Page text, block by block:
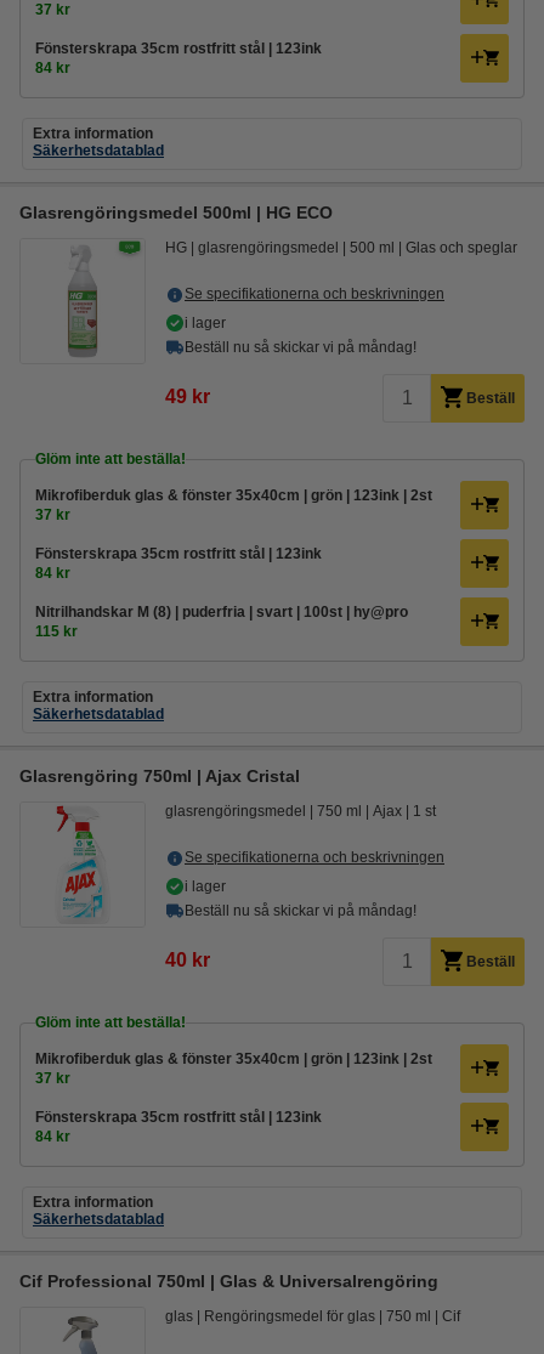
37 kr
Fönsterskrapa 35cm rostfritt stål | 123ink
84 kr
Extra information
Säkerhetsdatablad
Glasrengöringsmedel 500ml | HG ECO
HG glasrengöringsmedel 500 ml Glas och speglar
Se specifikationerna och beskrivningen
i lager
Beställ nu så skickar vi på måndag!
49 kr Beställ
Glöm inte att beställa!
Mikrofiberduk glas & fönster 35x40cm | grön | 123ink | 2st
37 kr
Fönsterskrapa 35cm rostfritt stål | 123ink
84 kr
Nitrilhandskar M (8) | puderfria | svart | 100st | hy@pro
115 kr
Extra information
Säkerhetsdatablad
Glasrengöring 750ml | Ajax Cristal
glasrengöringsmedel 750 ml Ajax 1 st
Se specifikationerna och beskrivningen
i lager
Beställ nu så skickar vi på måndag!
40 kr Beställ
Glöm inte att beställa!
Mikrofiberduk glas & fönster 35x40cm | grön | 123ink | 2st
37 kr
Fönsterskrapa 35cm rostfritt stål | 123ink
84 kr
Extra information
Säkerhetsdatablad
Cif Professional 750ml | Glas & Universalrengöring
glas Rengöringsmedel för glas 750 ml Cif